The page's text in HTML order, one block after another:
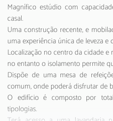
Magnífico estúdio com
casal.
Uma construção recente, e
uma experiência única de leveza e
Localização no centro da cidade
no entanto o isolamento permite
Dispõe de uma mesa de
comum, onde poderá disfrutar de
O edifício é composto por
tipologias.